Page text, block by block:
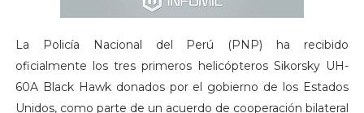
La Policía Nacional del Perú (PNP) ha recibido
oficialmente los tres primeros helicópteros Sikorsky UH-
60A Black Hawk donados por el gobierno de los Estados
Unidos, como parte de un acuerdo de cooperación bilateral